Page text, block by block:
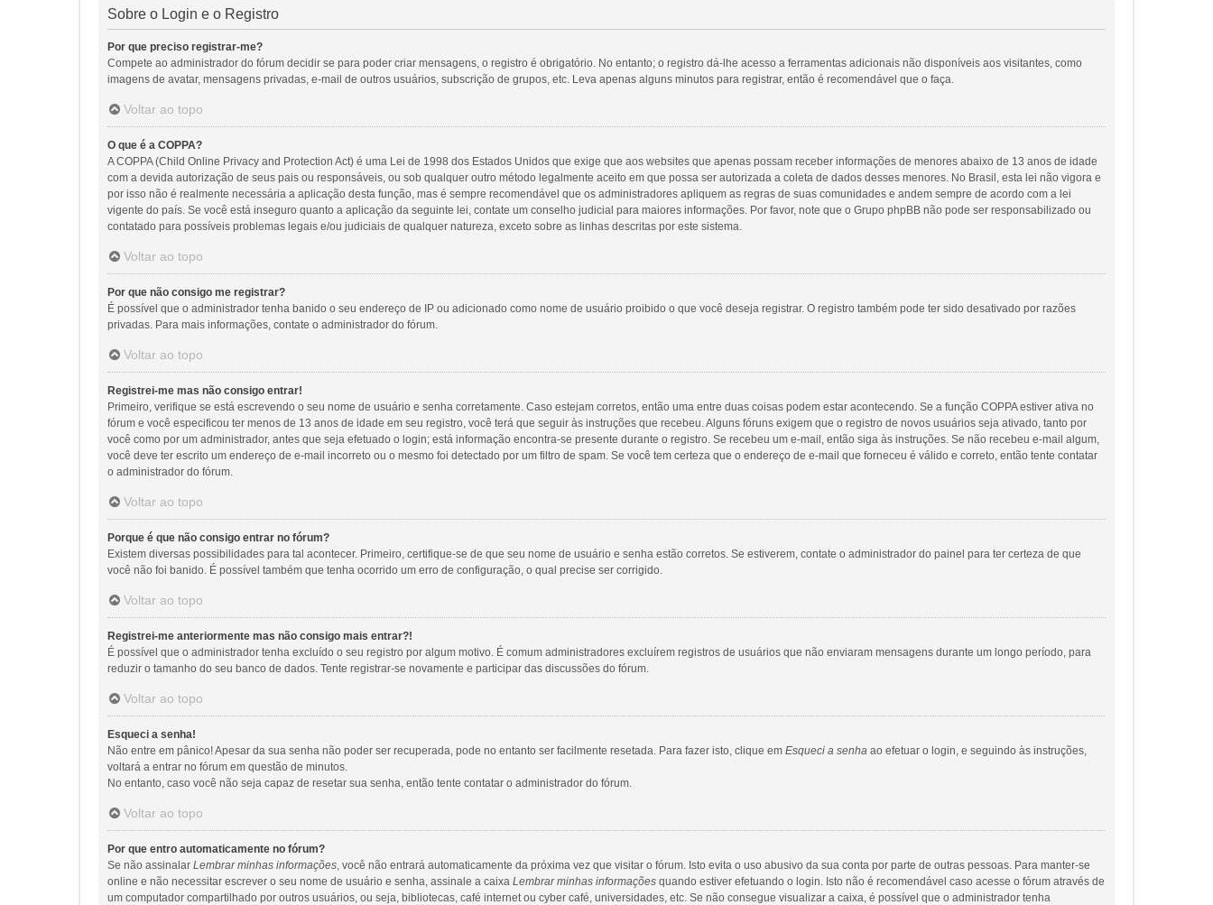
Sobre o Login e o Registro
Por que preciso registrar-me?
Compete ao administrador do fórum decidir se para poder criar mensagens, o registro é obrigatório. No entanto; o registro dá-lhe acesso a ferramentas adicionais não disponíveis aos visitantes, como
imagens de avatar, mensagens privadas, e-mail de outros usuários, subscrição de grupos, etc. Leva apenas alguns minutos para registrar, então é recomendável que o faça.
Voltar ao topo
O que é a COPPA?
A COPPA (Child Online Privacy and Protection Act) é uma Lei de 1998 dos Estados Unidos que exige que aos websites que apenas possam receber informações de menores abaixo de 13 anos de idade
com a devida autorização de seus pais ou responsáveis, ou sob qualquer outro método legalmente aceito em que possa ser autorizada a coleta de dados desses menores. No Brasil, esta lei não vigora e
por isso não é realmente necessária a aplicação desta função, mas é sempre recomendável que os administradores apliquem as regras de suas comunidades e andem sempre de acordo com a lei
vigente do país. Se você está inseguro quanto a aplicação da seguinte lei, contate um conselho judicial para maiores informações. Por favor, note que o Grupo phpBB não pode ser responsabilizado ou
contatado para possíveis problemas legais e/ou judiciais de qualquer natureza, exceto sobre as linhas descritas por este sistema.
Voltar ao topo
Por que não consigo me registrar?
É possível que o administrador tenha banido o seu endereço de IP ou adicionado como nome de usuário proibido o que você deseja registrar. O registro também pode ter sido desativado por razões
privadas. Para mais informações, contate o administrador do fórum.
Voltar ao topo
Registrei-me mas não consigo entrar!
Primeiro, verifique se está escrevendo o seu nome de usuário e senha corretamente. Caso estejam corretos, então uma entre duas coisas podem estar acontecendo. Se a função COPPA estiver ativa no
fórum e você especificou ter menos de 13 anos de idade em seu registro, você terá que seguir às instruções que recebeu. Alguns fóruns exigem que o registro de novos usuários seja ativado, tanto por
você como por um administrador, antes que seja efetuado o login; está informação encontra-se presente durante o registro. Se recebeu um e-mail, então siga às instruções. Se não recebeu e-mail algum,
você deve ter escrito um endereço de e-mail incorreto ou o mesmo foi detectado por um filtro de spam. Se você tem certeza que o endereço de e-mail que forneceu é válido e correto, então tente contatar
o administrador do fórum.
Voltar ao topo
Porque é que não consigo entrar no fórum?
Existem diversas possibilidades para tal acontecer. Primeiro, certifique-se de que seu nome de usuário e senha estão corretos. Se estiverem, contate o administrador do painel para ter certeza de que
você não foi banido. É possível também que tenha ocorrido um erro de configuração, o qual precise ser corrigido.
Voltar ao topo
Registrei-me anteriormente mas não consigo mais entrar?!
É possível que o administrador tenha excluído o seu registro por algum motivo. É comum administradores excluírem registros de usuários que não enviaram mensagens durante um longo período, para
reduzir o tamanho do seu banco de dados. Tente registrar-se novamente e participar das discussões do fórum.
Voltar ao topo
Esqueci a senha!
Não entre em pânico! Apesar da sua senha não poder ser recuperada, pode no entanto ser facilmente resetada. Para fazer isto, clique em Esqueci a senha ao efetuar o login, e seguindo às instruções,
voltará a entrar no fórum em questão de minutos.
No entanto, caso você não seja capaz de resetar sua senha, então tente contatar o administrador do fórum.
Voltar ao topo
Por que entro automaticamente no fórum?
Se não assinalar Lembrar minhas informações, você não entrará automaticamente da próxima vez que visitar o fórum. Isto evita o uso abusivo da sua conta por parte de outras pessoas. Para manter-se
online e não necessitar escrever o seu nome de usuário e senha, assinale a caixa Lembrar minhas informações quando estiver efetuando o login. Isto não é recomendável caso acesse o fórum através de
um computador compartilhado por outros usuários, ou seja, bibliotecas, café internet ou cyber café, universidades, etc. Se não consegue visualizar a caixa, é possível que o administrador tenha